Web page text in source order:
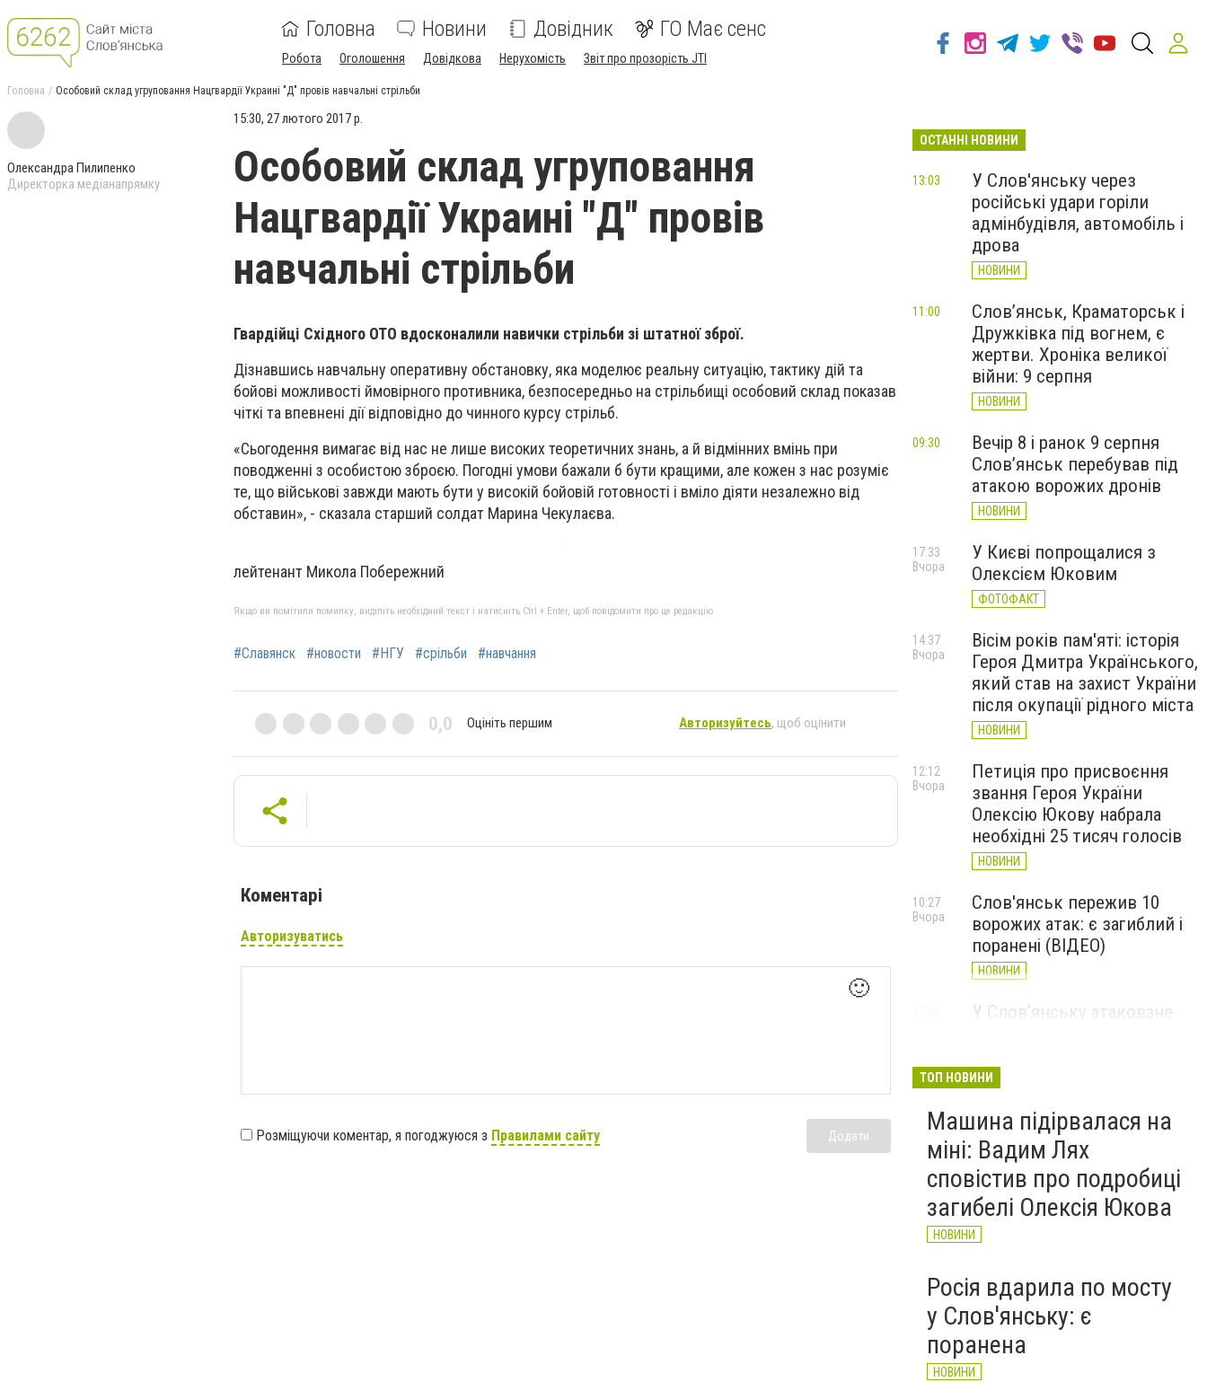
Головна Новини Довідник ГО Має сенс
Робота Оголошення Довідкова Нерухомість Звіт про прозорість JTI
Головна Особовий склад угруповання Нацгвардії Украині "Д" провів навчальні стрільби
Олександра Пилипенко
Директорка медіанапрямку
15:30, 27 лютого 2017 р.
Особовий склад угруповання
Нацгвардії Украині "Д" провів
навчальні стрільби
Гвардійці Східного ОТО вдосконалили навички стрільби зі штатної зброї.
Дізнавшись навчальну оперативну обстановку, яка моделює реальну ситуацію, тактику дій та
бойові можливості ймовірного противника, безпосередньо на стрільбищі особовий склад показав
чіткі та впевнені дії відповідно до чинного курсу стрільб.
«Сьогодення вимагає від нас не лише високих теоретичних знань, а й відмінних вмінь при
поводженні з особистою зброєю. Погодні умови бажали б бути кращими, але кожен з нас розуміє
те, що військові завжди мають бути у високій бойовій готовності і вміло діяти незалежно від
обставин», - сказала старший солдат Марина Чекулаєва.
лейтенант Микола Побережний
Якщо ви помітили помилку, виділіть необхідний текст і натисніть Ctrl + Enter, щоб повідомити про це редакцію
#Славянск #новости #НГУ #срільби #навчання
0,0 Оцініть першим Авторизуйтесь, щоб оцінити
Коментарі
Авторизуватись
🙂
Розміщуючи коментар, я погоджуюся з Правилами сайту Додати
ОСТАННІ НОВИНИ
У Слов'янську через
російські удари горіли
адмінбудівля, автомобіль і
дрова
НОВИНИ
13:03
Слов’янськ, Краматорськ і
Дружківка під вогнем, є
жертви. Хроніка великої
війни: 9 серпня
НОВИНИ
11:00
Вечір 8 і ранок 9 серпня
Слов’янськ перебував під
атакою ворожих дронів
НОВИНИ
09:30
У Києві попрощалися з
Олексієм Юковим
ФОТОФАКТ
17:33
Вчора
Вісім років пам'яті: історія
Героя Дмитра Українського,
який став на захист України
після окупації рідного міста
НОВИНИ
14:37
Вчора
Петиція про присвоєння
звання Героя України
Олексію Юкову набрала
необхідні 25 тисяч голосів
НОВИНИ
12:12
Вчора
Слов'янськ пережив 10
ворожих атак: є загиблий і
поранені (ВІДЕО)
НОВИНИ
10:27
Вчора
У Слов’янську атаковане
НОВИНИ
ТОП НОВИНИ
Машина підірвалася на
міні: Вадим Лях
сповістив про подробиці
загибелі Олексія Юкова
НОВИНИ
Росія вдарила по мосту
у Слов'янську: є
поранена
НОВИНИ